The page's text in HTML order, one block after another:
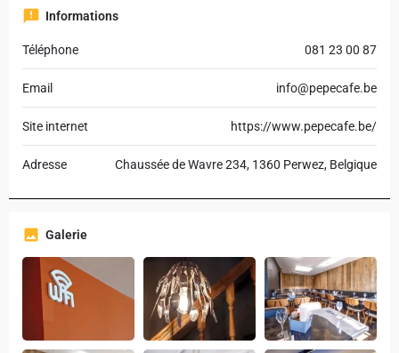
Informations
Téléphone 081 23 00 87
Email info@pepecafe.be
Site internet https://www.pepecafe.be/
Adresse Chaussée de Wavre 234, 1360 Perwez, Belgique
Galerie